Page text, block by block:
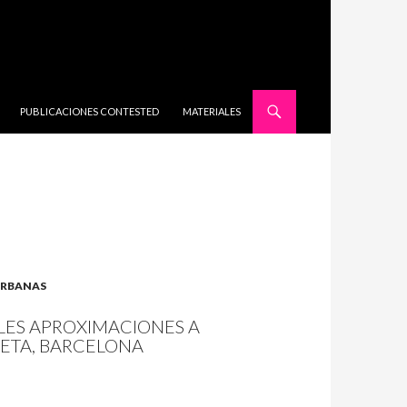
PUBLICACIONES CONTESTED
MATERIALES
APROXIMACIONES A
BARCELONA